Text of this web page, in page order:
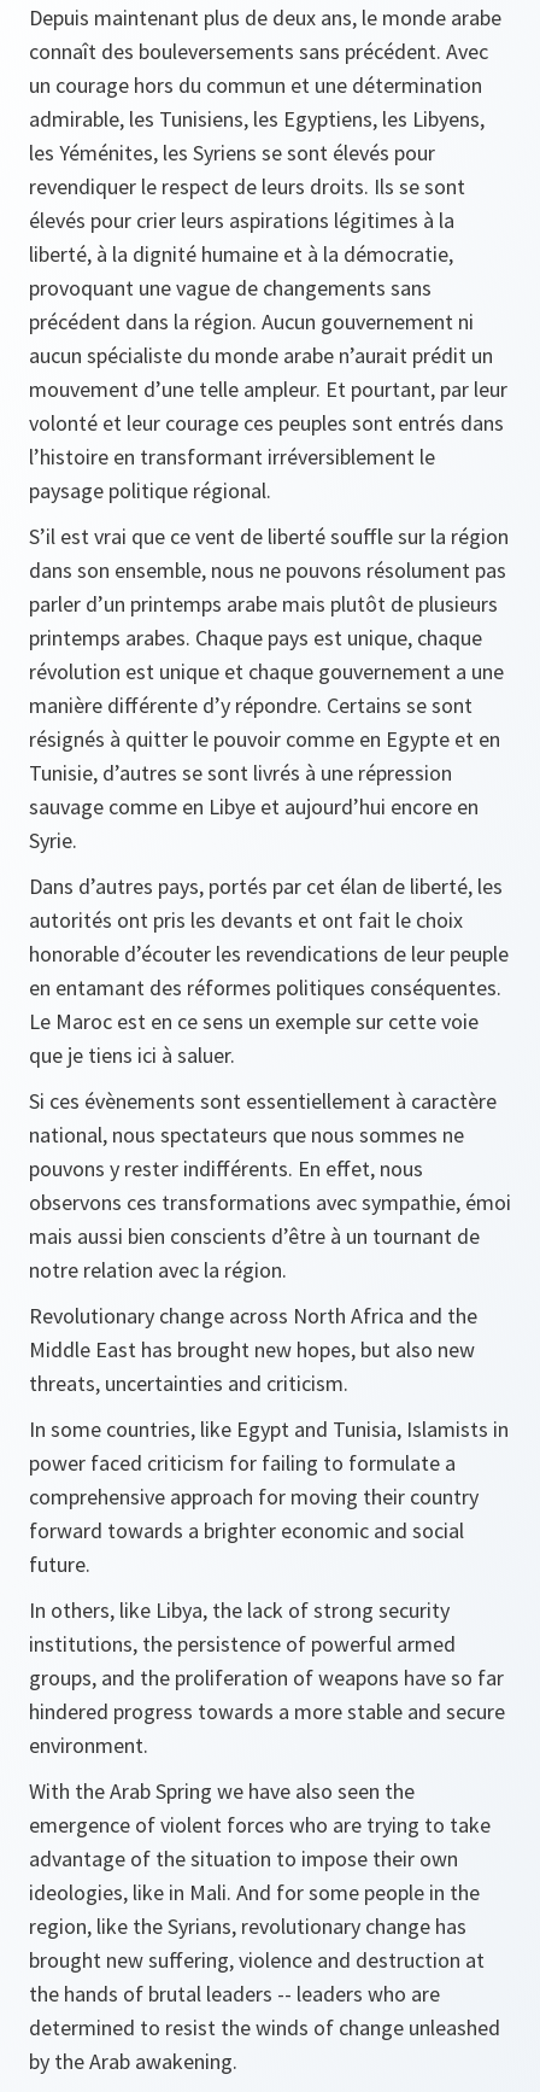
Depuis maintenant plus de deux ans, le monde arabe
connaît des bouleversements sans précédent. Avec
un courage hors du commun et une détermination
admirable, les Tunisiens, les Egyptiens, les Libyens,
les Yéménites, les Syriens se sont élevés pour
revendiquer le respect de leurs droits. Ils se sont
élevés pour crier leurs aspirations légitimes à la
liberté, à la dignité humaine et à la démocratie,
provoquant une vague de changements sans
précédent dans la région. Aucun gouvernement ni
aucun spécialiste du monde arabe n’aurait prédit un
mouvement d’une telle ampleur. Et pourtant, par leur
volonté et leur courage ces peuples sont entrés dans
l’histoire en transformant irréversiblement le
paysage politique régional.
S’il est vrai que ce vent de liberté souffle sur la région
dans son ensemble, nous ne pouvons résolument pas
parler d’un printemps arabe mais plutôt de plusieurs
printemps arabes. Chaque pays est unique, chaque
révolution est unique et chaque gouvernement a une
manière différente d’y répondre. Certains se sont
résignés à quitter le pouvoir comme en Egypte et en
Tunisie, d’autres se sont livrés à une répression
sauvage comme en Libye et aujourd’hui encore en
Syrie.
Dans d’autres pays, portés par cet élan de liberté, les
autorités ont pris les devants et ont fait le choix
honorable d’écouter les revendications de leur peuple
en entamant des réformes politiques conséquentes.
Le Maroc est en ce sens un exemple sur cette voie
que je tiens ici à saluer.
Si ces évènements sont essentiellement à caractère
national, nous spectateurs que nous sommes ne
pouvons y rester indifférents. En effet, nous
observons ces transformations avec sympathie, émoi
mais aussi bien conscients d’être à un tournant de
notre relation avec la région.
Revolutionary change across North Africa and the
Middle East has brought new hopes, but also new
threats, uncertainties and criticism.
In some countries, like Egypt and Tunisia, Islamists in
power faced criticism for failing to formulate a
comprehensive approach for moving their country
forward towards a brighter economic and social
future.
In others, like Libya, the lack of strong security
institutions, the persistence of powerful armed
groups, and the proliferation of weapons have so far
hindered progress towards a more stable and secure
environment.
With the Arab Spring we have also seen the
emergence of violent forces who are trying to take
advantage of the situation to impose their own
ideologies, like in Mali. And for some people in the
region, like the Syrians, revolutionary change has
brought new suffering, violence and destruction at
the hands of brutal leaders -- leaders who are
determined to resist the winds of change unleashed
by the Arab awakening.